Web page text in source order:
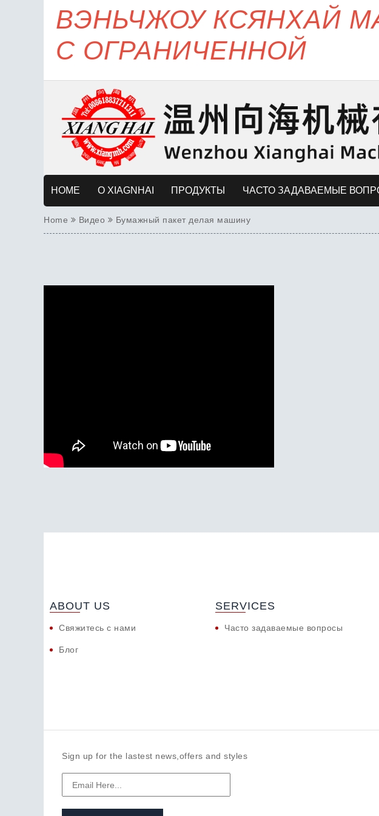
ВЭНЬЧЖОУ КСЯНХАЙ
С ОГРАНИЧЕННОЙ
HOME О XIAGNHAI ПРОДУКТЫ ЧАСТО ЗАДАВАЕМЫЕ
Home Видео Бумажный пакет делая машину
ABOUT US
Свяжитесь с нами
Блог
SERVICES
Часто задаваемые вопросы
Sign up for the lastest news,offers and styles